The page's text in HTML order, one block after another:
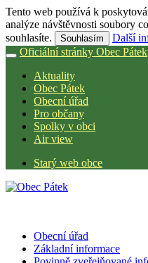
Tento web používá k
analýze návštěvnosti soubory
souhlasíte.
Souhlasím
Další
Oficiální stránky Obec Pátek
Aktuality
Obec Pátek
Obecní úřad
Pro občany
Spolky v obci
Air view
Starý web obce
Obecní úřad
Základní informace